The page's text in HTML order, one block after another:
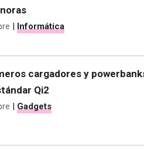
| Informática
cargadores y
Qi2
| Gadgets